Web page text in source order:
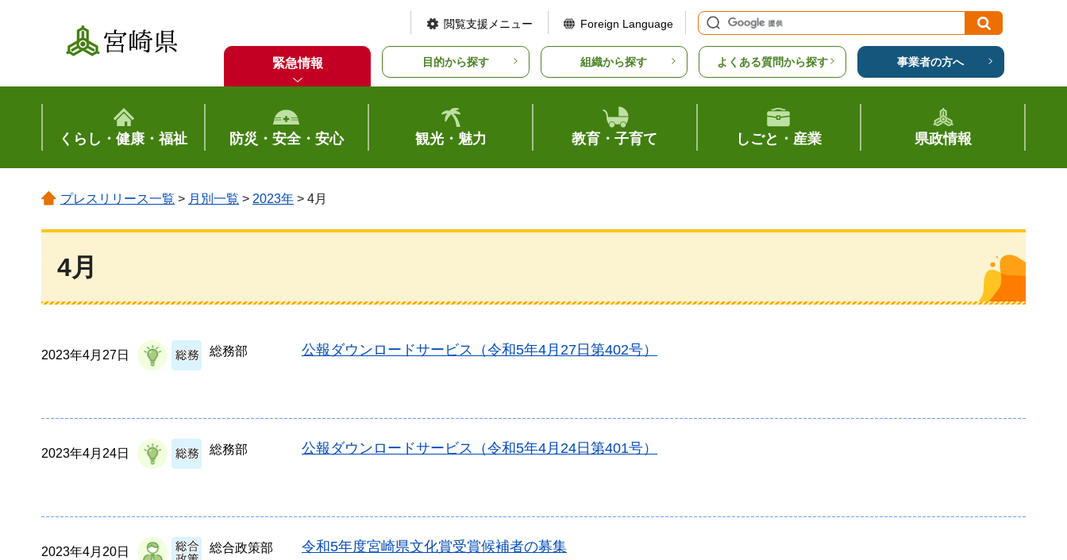
宮崎県
閲覧支援メニュー Foreign Language
緊急情報 目的から探す 組織から探す よくある質問から探す 事業者の方へ
くらし・健康・福祉 防災・安全・安心 観光・魅力 教育・子育て しごと・産業 県政情報
プレスリリース一覧 > 月別一覧 > 2023年 > 4月
4月
2023年4月27日 総務部 公報ダウンロードサービス（令和5年4月27日第402号）
2023年4月24日 総務部 公報ダウンロードサービス（令和5年4月24日第401号）
2023年4月20日 総合政策部 令和5年度宮崎県文化賞受賞候補者の募集